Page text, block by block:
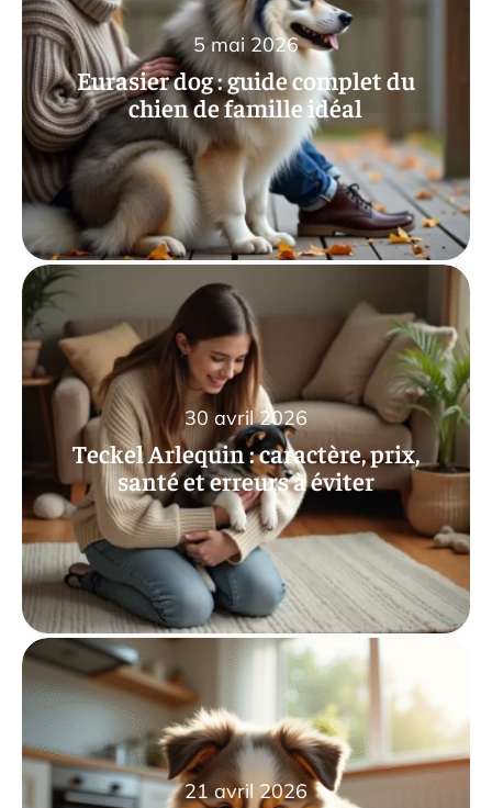
Eurasier dog : guide complet du
chien de famille idéal
5 mai 2026
Teckel Arlequin : caractère, prix,
santé et erreurs à éviter
30 avril 2026
21 avril 2026